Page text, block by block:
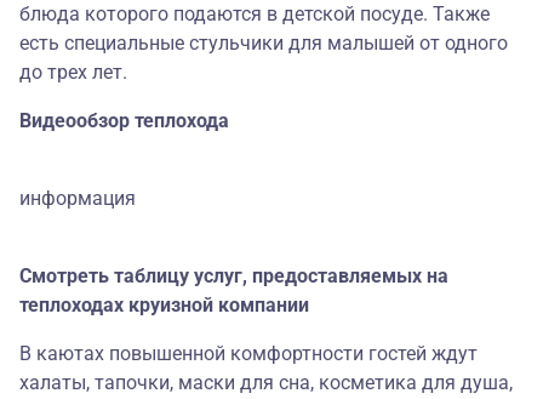
блюда которого подаются в детской посуде. Также
есть специальные стульчики для малышей от одного
до трех лет.
Видеообзор теплохода
информация
Смотреть таблицу услуг, предоставляемых на
теплоходах круизной компании
В каютах повышенной комфортности гостей ждут
халаты, тапочки, маски для сна, косметика для душа,